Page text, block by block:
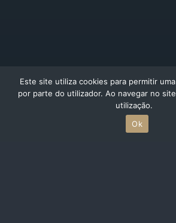
Este site utiliza cookies para permitir
por parte do utilizador. Ao navegar no
utilização.
Ok